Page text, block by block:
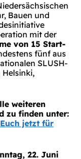
Bauen und
mit der
von 15 Start-
fünf aus
SLUSH-
weiteren
zu finden unter:
jetzt für
22. Juni